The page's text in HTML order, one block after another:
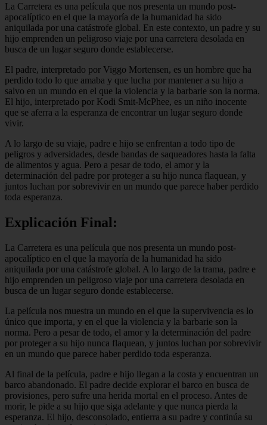
La Carretera es una película que nos presenta un mundo post-
apocalíptico en el que la mayoría de la humanidad ha sido
aniquilada por una catástrofe global. En este contexto, un padre y su
hijo emprenden un peligroso viaje por una carretera desolada en
busca de un lugar seguro donde establecerse.
El padre, interpretado por Viggo Mortensen, es un hombre que ha
perdido todo lo que amaba y que lucha por mantener a su hijo a
salvo en un mundo en el que la violencia y la barbarie son la norma.
El hijo, interpretado por Kodi Smit-McPhee, es un niño inocente
que se aferra a la esperanza de encontrar un lugar seguro donde
vivir.
A lo largo de su viaje, padre e hijo se enfrentan a todo tipo de
peligros y adversidades, desde bandas de saqueadores hasta la falta
de alimentos y agua. Pero a pesar de todo, el amor y la
determinación del padre por proteger a su hijo nunca flaquean, y
juntos luchan por sobrevivir en un mundo que parece haber perdido
toda esperanza.
Explicación Final:
La Carretera es una película que nos presenta un mundo post-
apocalíptico en el que la mayoría de la humanidad ha sido
aniquilada por una catástrofe global. A lo largo de la trama, padre e
hijo emprenden un peligroso viaje por una carretera desolada en
busca de un lugar seguro donde establecerse.
La película nos muestra un mundo en el que la supervivencia es lo
único que importa, y en el que la violencia y la barbarie son la
norma. Pero a pesar de todo, el amor y la determinación del padre
por proteger a su hijo nunca flaquean, y juntos luchan por sobrevivir
en un mundo que parece haber perdido toda esperanza.
Al final de la película, padre e hijo llegan a la costa y encuentran un
barco abandonado. El padre decide explorar el barco en busca de
provisiones, pero sufre una herida mortal en el proceso. Antes de
morir, le pide a su hijo que siga adelante y que nunca pierda la
esperanza. El hijo, desconsolado, entierra a su padre y continúa su